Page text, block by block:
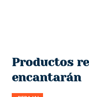
Productos
encantarán